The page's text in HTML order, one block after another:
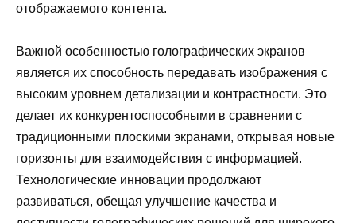
отображаемого контента.
Важной особенностью голографических экранов
является их способность передавать изображения с
высоким уровнем детализации и контрастности. Это
делает их конкурентоспособными в сравнении с
традиционными плоскими экранами, открывая новые
горизонты для взаимодействия с информацией.
Технологические инновации продолжают
развиваться, обещая улучшение качества и